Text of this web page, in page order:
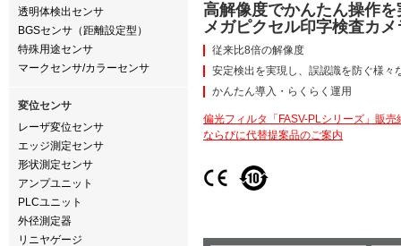
透明体検出センサ
BGSセンサ（距離設定型）
特殊用途センサ
マークセンサ/カラーセンサ
変位センサ
レーザ変位センサ
エッジ測定センサ
形状測定センサ
アンプユニット
PLCユニット
外径測定器
リニヤゲージ
高解像度でかんたん操作を
メガピクセル印字検査カメ
従来比8倍の解像度
安定検出を実現し、誤認識を防ぐ様々
かんたん導入・らくらく運用
偏光フィルタ「FASV-PLシリーズ」販売
ならびに代替提案品のご案内